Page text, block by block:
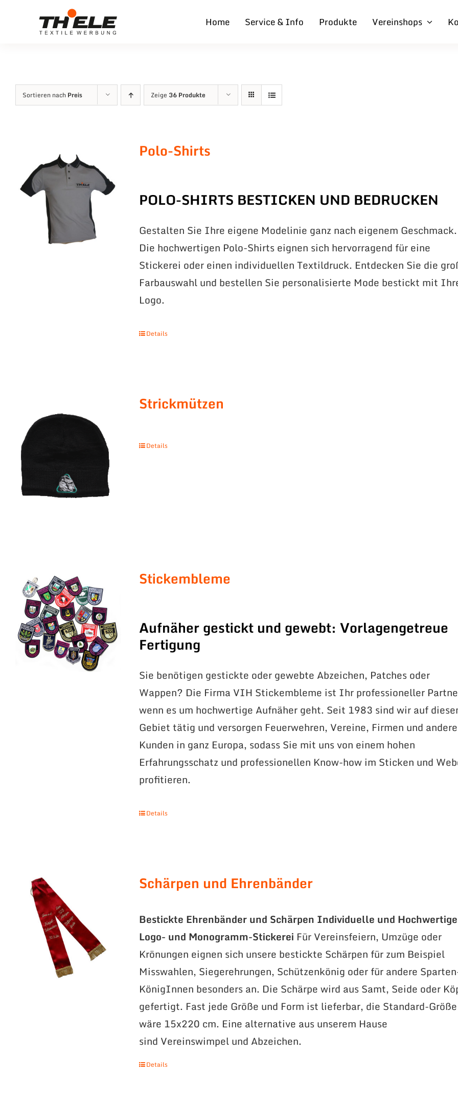
Home Service & Info Produkte Vereinshops
Sortieren nach Preis Zeige 36 Produkte
Polo-Shirts
POLO-SHIRTS BESTICKEN UND BEDRUCKEN
Gestalten Sie Ihre eigene Modelinie ganz nach eigenem Geschmack.
Die hochwertigen Polo-Shirts eignen sich hervorragend für eine
Stickerei oder einen individuellen Textildruck. Entdecken Sie die
Farbauswahl und bestellen Sie personalisierte Mode bestickt mit
Logo.
Details
Strickmützen
Details
Stickembleme
Aufnäher gestickt und gewebt: Vorlagengetreue
Fertigung
Sie benötigen gestickte oder gewebte Abzeichen, Patches oder
Wappen? Die Firma VIH Stickembleme ist Ihr professioneller
wenn es um hochwertige Aufnäher geht. Seit 1983 sind wir auf
Gebiet tätig und versorgen Feuerwehren, Vereine, Firmen und andere
Kunden in ganz Europa, sodass Sie mit uns von einem hohen
Erfahrungsschatz und professionellen Know-how im Sticken und
profitieren.
Details
Schärpen und Ehrenbänder
Bestickte Ehrenbänder und Schärpen Individuelle und Hochwertige
Logo- und Monogramm-Stickerei Für Vereinsfeiern, Umzüge oder
Krönungen eignen sich unsere bestickte Schärpen für zum Beispiel
Misswahlen, Siegerehrungen, Schützenkönig oder für andere
KönigInnen besonders an. Die Schärpe wird aus Samt, Seide oder
gefertigt. Fast jede Größe und Form ist lieferbar, die Standard-Größe
wäre 15x220 cm. Eine alternative aus unserem Hause
sind Vereinswimpel und Abzeichen.
Details